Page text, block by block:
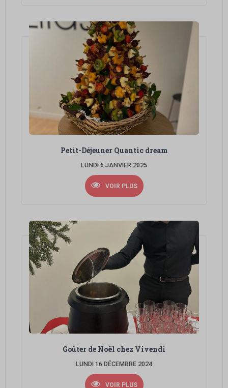
Petit-Déjeuner Quantic dream
LUNDI 6 JANVIER 2025
VOIR PLUS
Goûter de Noël chez Vivendi
LUNDI 16 DÉCEMBRE 2024
VOIR PLUS